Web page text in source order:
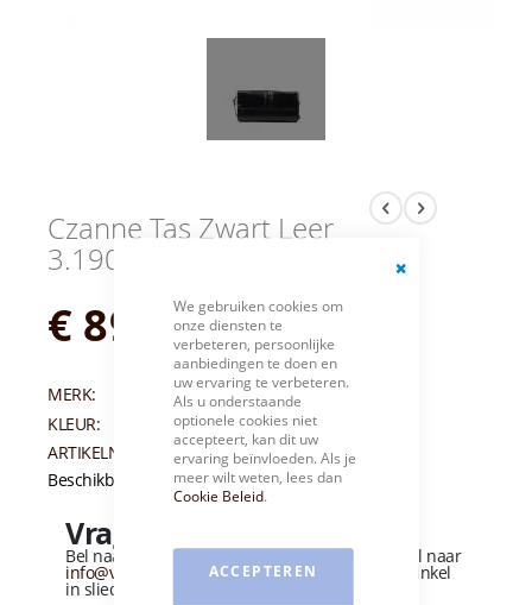
We gebruiken cookies om
onze diensten te
verbeteren, persoonlijke
aanbiedingen te doen en
uw ervaring te verbeteren.
Als u onderstaande
optionele cookies niet
accepteert, kan dit uw
ervaring beïnvloeden. Als je
meer wilt weten, lees dan
Cookie Beleid.
ACCEPTEREN
Czanne Tas Zwart Leer
3.1908-One Size
€ 89,95
MERK:
CZANNE
KLEUR:
ZWART
ARTIKELNUMMER:
004686
Beschikbaarheid:Niet op voorraad
Vragen over dit product?
Bel naar +31 (0)184 - 412 135of stuur een e-mail naar
info@vandervliesschoenen.nlof bezoek onze winkel
in sliedrecht